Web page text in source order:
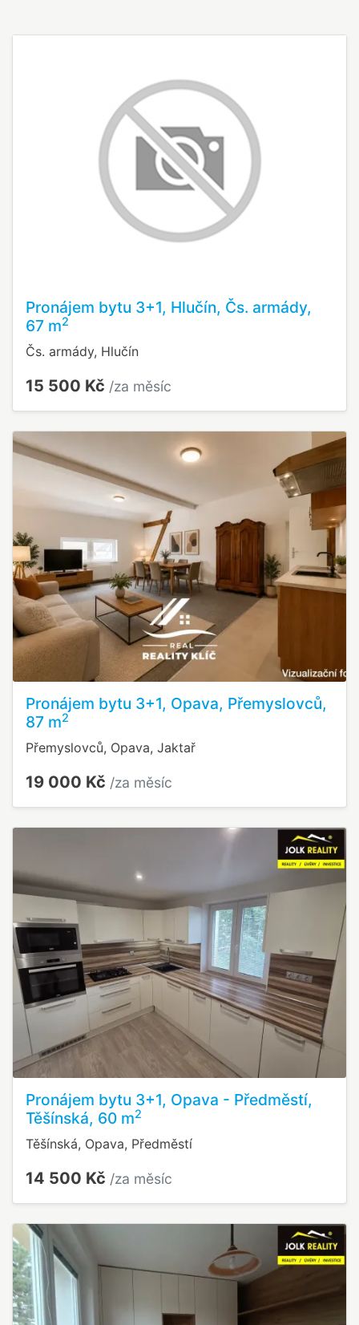
Pronájem bytu 3+1, Hlučín, Čs. armády,
67 m2
Čs. armády, Hlučín
15 500 Kč /za měsíc
Pronájem bytu 3+1, Opava, Přemyslovců,
87 m2
Přemyslovců, Opava, Jaktař
19 000 Kč /za měsíc
Pronájem bytu 3+1, Opava - Předměstí,
Těšínská, 60 m2
Těšínská, Opava, Předměstí
14 500 Kč /za měsíc